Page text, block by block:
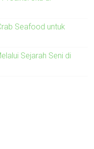
Seafood untuk
Sejarah Seni di